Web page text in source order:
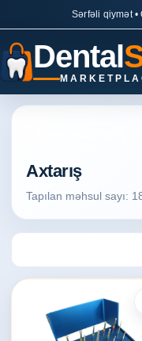
Sərfəli qiymət •
Dental
Axtarış
Tapılan məhsul sayı: